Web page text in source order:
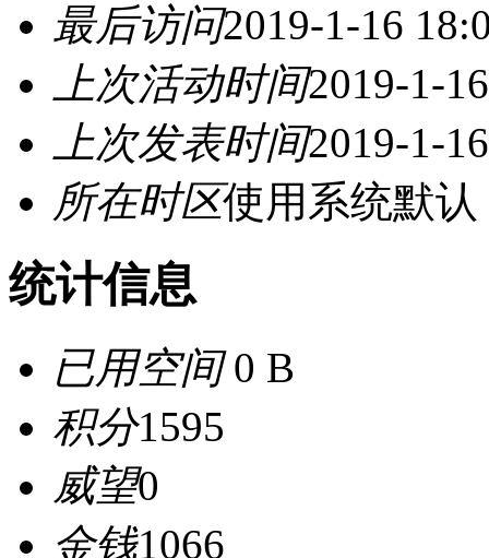
最后访问2019-1-16
上次活动时间2019-1-
上次发表时间2019-1-
所在时区使用系统默认
统计信息
已用空间0 B
积分1595
威望0
金钱1066